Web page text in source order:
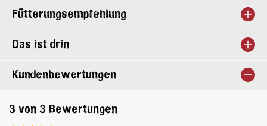
Fütterungsempfehlung
Das ist drin
Kundenbewertungen
3 von 3 Bewertungen